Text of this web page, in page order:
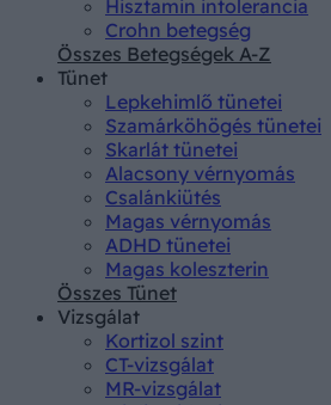
Hisztamin intolerancia
Crohn betegség
Összes Betegségek A-Z
Tünet
Lepkehimlő tünetei
Szamárköhögés tünetei
Skarlát tünetei
Alacsony vérnyomás
Csalánkiütés
Magas vérnyomás
ADHD tünetei
Magas koleszterin
Összes Tünet
Vizsgálat
Kortizol szint
CT-vizsgálat
MR-vizsgálat